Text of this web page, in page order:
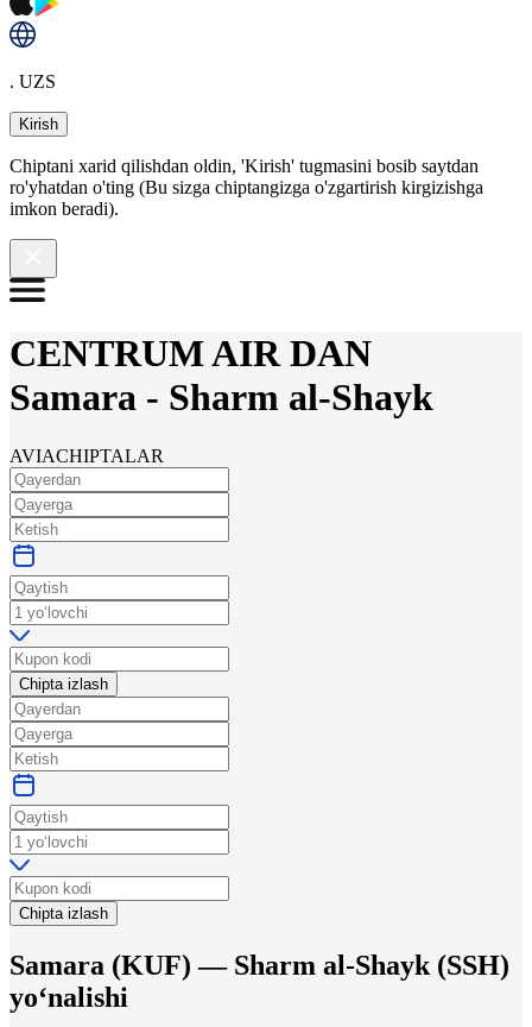
. UZS
Kirish
Chiptani xarid qilishdan oldin, 'Kirish' tugmasini bosib saytdan
ro'yhatdan o'ting (Bu sizga chiptangizga o'zgartirish kirgizishga
imkon beradi).
CENTRUM AIR DAN
Samara - Sharm al-Shayk
AVIACHIPTALAR
Chipta izlash
Chipta izlash
Samara (KUF) — Sharm al-Shayk (SSH)
yo‘nalishi